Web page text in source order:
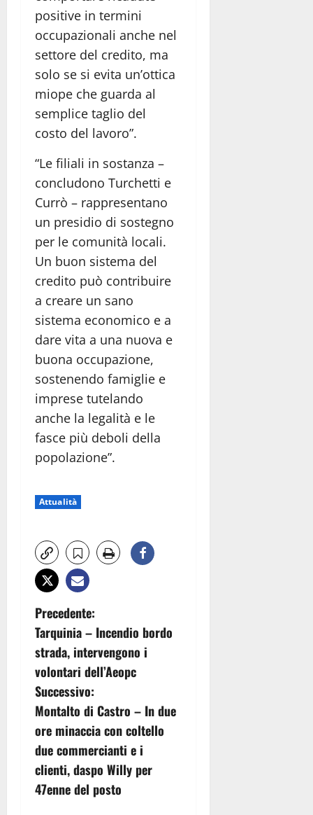
positive in termini
occupazionali anche nel
settore del credito, ma
solo se si evita un’ottica
miope che guarda al
semplice taglio del
costo del lavoro”.
“Le filiali in sostanza –
concludono Turchetti e
Currò – rappresentano
un presidio di sostegno
per le comunità locali.
Un buon sistema del
credito può contribuire
a creare un sano
sistema economico e a
dare vita a una nuova e
buona occupazione,
sostenendo famiglie e
imprese tutelando
anche la legalità e le
fasce più deboli della
popolazione”.
Attualità
N
a
v
i
g
a
z
Precedente:
Tarquinia – Incendio bordo
strada, intervengono i
volontari dell’Aeopc
Successivo:
Montalto di Castro – In due
ore minaccia con coltello
due commercianti e i
clienti, daspo Willy per
47enne del posto